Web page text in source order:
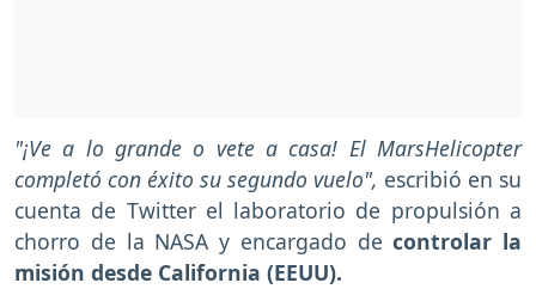
"¡Ve a lo grande o vete a casa! El MarsHelicopter
completó con éxito su segundo vuelo", escribió en su
cuenta de Twitter el laboratorio de propulsión a
chorro de la NASA y encargado decontrolar la
misión desde California (EEUU).